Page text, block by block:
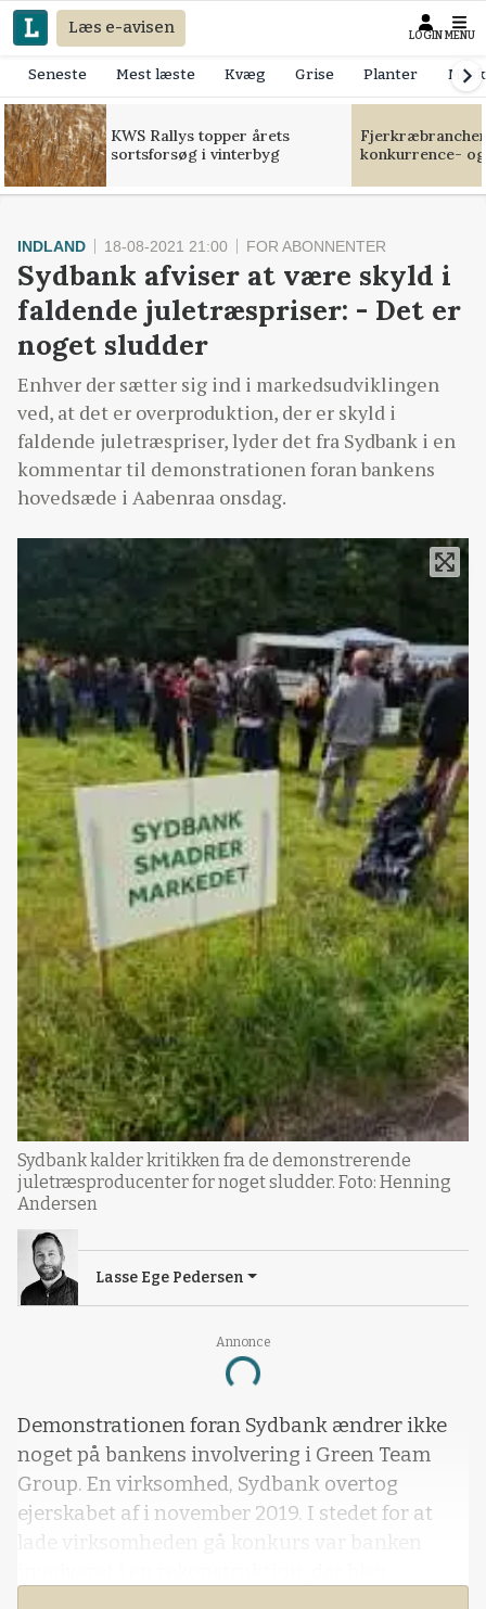
Læs e-avisen LOGIN MENU
Seneste Mest læste Kvæg Grise Planter
KWS Rallys topper årets
sortsforsøg i vinterbyg
konkurrence-
Annonce
Loading...
INDLAND 18-08-2021 21:00 FOR ABONNENTER
Sydbank afviser at være skyld i
faldende juletræspriser: - Det er
noget sludder
Enhver der sætter sig ind i markedsudviklingen
ved, at det er overproduktion, der er skyld i
faldende juletræspriser, lyder det fra Sydbank i en
kommentar til demonstrationen foran bankens
hovedsæde i Aabenraa onsdag.
Sydbank kalder kritikken fra de demonstrerende
juletræsproducenter for noget sludder. Foto: Henning
Andersen
Lasse Ege Pedersen
Demonstrationen foran Sydbank ændrer ikke
noget på bankens involvering i Green Team
Group. En virksomhed, Sydbank overtog
ejerskabet af i november 2019. I stedet for at
lade virksomheden gå konkurs var banken